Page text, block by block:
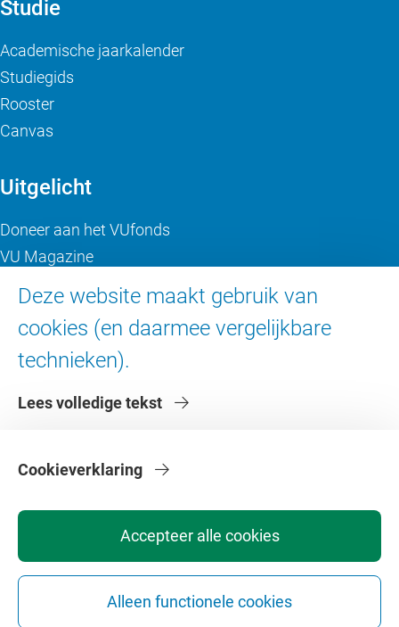
Deze website maakt gebruik van
cookies (en daarmee vergelijkbare
technieken).
Lees volledige tekst
Accepteer alle cookies
Alleen functionele cookies
Cookieverklaring
Studie
Academische jaarkalender
Studiegids
Rooster
Canvas
Uitgelicht
Doneer aan het VUfonds
VU Magazine
Over de VU
Contact en route
Faculteiten